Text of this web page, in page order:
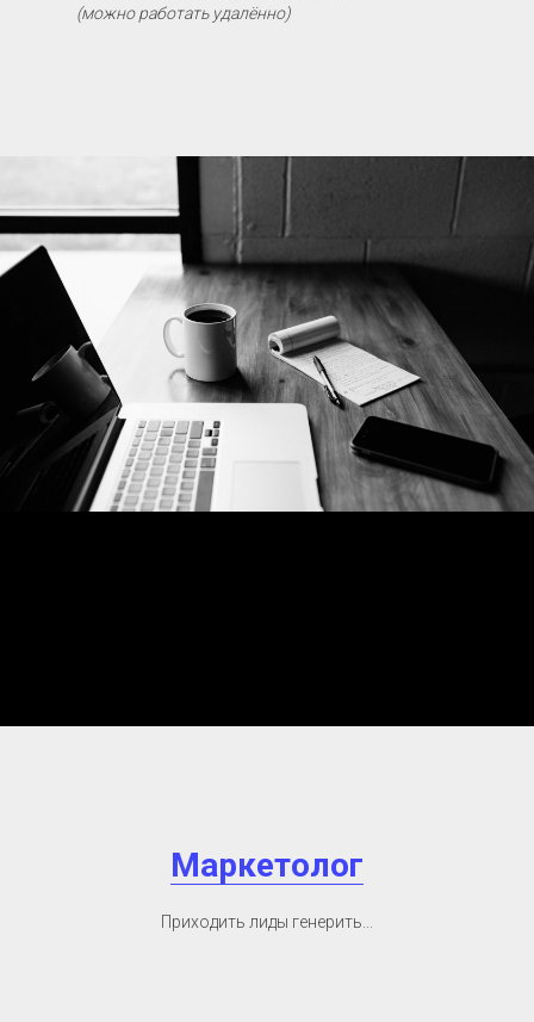
(можно работать удалённо)
Маркетолог
Приходить лиды генерить...